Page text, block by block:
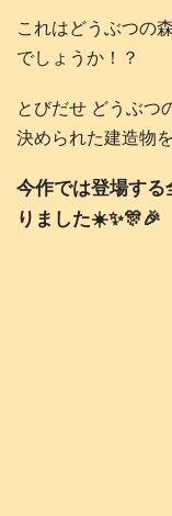
これはどうぶつの
でしょうか！？
とびだせ どうぶつ
決められた建造物
今作では登場す
りました☀️✨🎊🎉